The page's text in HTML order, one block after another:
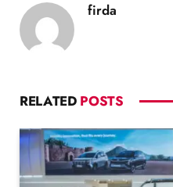
firda
RELATED POSTS